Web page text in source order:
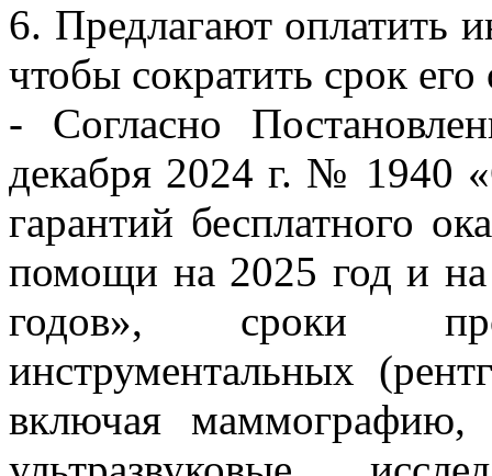
6. Предлагают оплатить
чтобы сократить срок
- Согласно
декабря 2024 г. № 1940
гарантий бесплатного
помощи на 2025 год и
годов», сроки
инструментальных
включая маммографию,